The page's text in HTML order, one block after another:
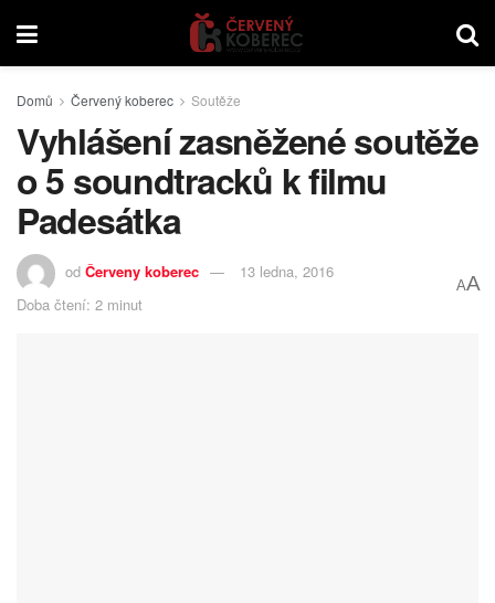
Domů Červený koberec Soutěže
Vyhlášení zasněžené soutěže
o 5 soundtracků k filmu
Padesátka
od Červeny koberec
13 ledna, 2016
Doba čtení: 2 minut
AA